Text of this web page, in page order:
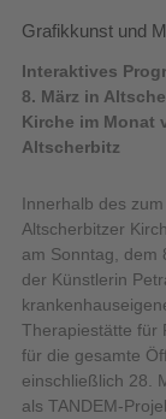
Grafikkunst und
Interaktives
8. März in
Kirche im Monat
Altscherbitz
Innerhalb des
Altscherbitzer
am Sonntag, dem
der Künstlerin
Therapiestätte für
für die gesamte
einschließlich 28.
als TANDEM-